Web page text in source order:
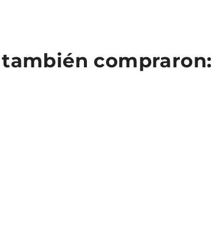
compraron: